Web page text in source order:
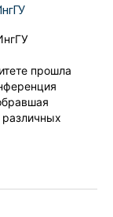
прошла
различных